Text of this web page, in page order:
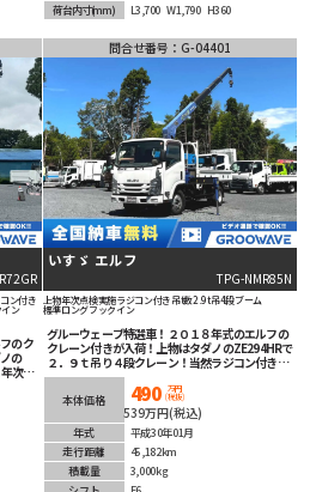
荷台内寸(mm) L3,700 W1,790 H360
ン付き
ン
のク
の
次点
運
しい
問合せ番号：G-04401
いすゞ エルフ
TPG-NMR85N
上物年次点検実施ラジコン付き吊t数2.9t吊4段ブーム
標準ロングフックイン
グルーウェーブ特選車！２０１８年式のエルフの
クレーン付きが入荷！上物はタダノのZE294HRで
２．９ｔ吊り４段クレーン！当然ラジコン付き！
安心できる年次点検済み！マニュアル６速で臨機
応変なアクセルワークが可能！安全装備充実！
ETC車載器も装着済み！低走行で積載３ｔ！未来
のお供間違いなしの1台！
本体価格 490 万円
(税抜)
539万円(税込)
年式
平成30年01月
走行距離
45,182km
積載量
3,000kg